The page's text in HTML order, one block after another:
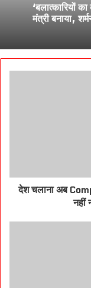
‘बलात्कारियों
मंत्री बनाया,
देश चलाना अब
नहीं